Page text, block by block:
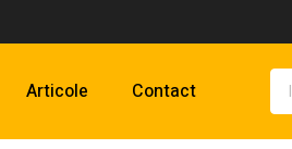
Articole Contact